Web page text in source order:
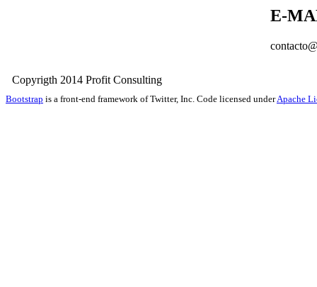
E-
Copyrigth 2014 Profit
Bootstrap is a front-end framework of Twitter, Inc. Code licensed underApache